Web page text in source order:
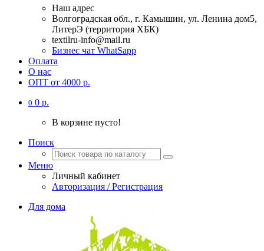
Наш адрес
Волгоградская обл., г. Камышин, ул. Ленина дом5,
ЛитерЭ (территория ХБК)
textilru-info@mail.ru
Бизнес чат WhatSapp
Оплата
О нас
ОПТ от 4000 р.
0 0 р.
В корзине пусто!
Поиск
Меню
Личный кабинет
Авторизация / Регистрация
Для дома